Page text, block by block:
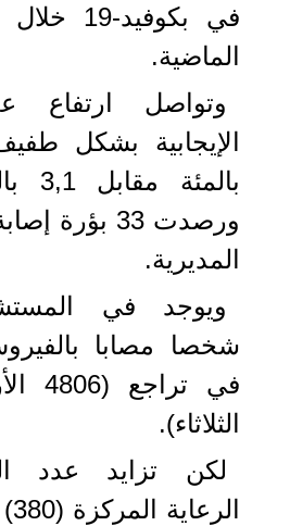
في
الماضية.
وتواصل ارتفاع
ورصدت 33
المديرية.
شخصا مصابا
الثلاثاء).
لكن تزايد عدد